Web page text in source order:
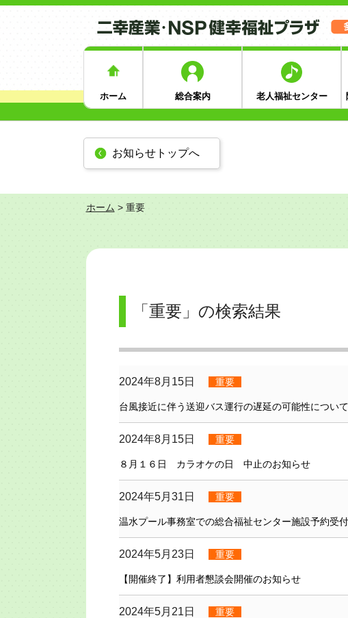
ホーム 総合案内 老人福祉センター
お知らせトップへ
ホーム > 重要
「重要」の検索結果
2024年8月15日 重要
台風接近に伴う送迎バス運行の遅延の可能性について
2024年8月15日 重要
８月１６日 カラオケの日 中止のお知らせ
2024年5月31日 重要
温水プール事務室での総合福祉センター施設予約受
2024年5月23日 重要
【開催終了】利用者懇談会開催のお知らせ
2024年5月21日 重要